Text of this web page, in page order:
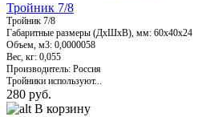
Тройник 7/8
Тройник 7/8
Габаритные размеры (ДхШхВ), мм: 60х40х24
Объем, м3: 0,0000058
Вес, кг: 0,055
Производитель: Россия
Тройники используют...
280 руб.
В корзину